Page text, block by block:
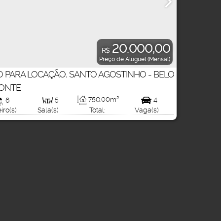
R$ 20.000,00
Preço de Aluguel (Mensal)
PARA LOCAÇÃO, SANTO AGOSTINHO - BELO
6
5
Sala(s)
Total:
750.00m²
4
Vaga(s)